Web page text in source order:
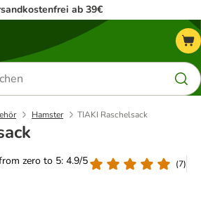
ab 39€
Hamster TIAKI Raschelsack
zero to 5: 4.9/5
(7)